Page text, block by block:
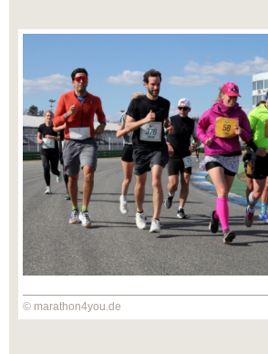
© marathon4you.de